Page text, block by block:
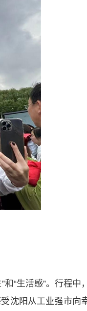
“生活感”。行程中
受沈阳从工业强市向